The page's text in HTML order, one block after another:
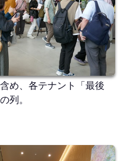
め、各テナント「最後
列。